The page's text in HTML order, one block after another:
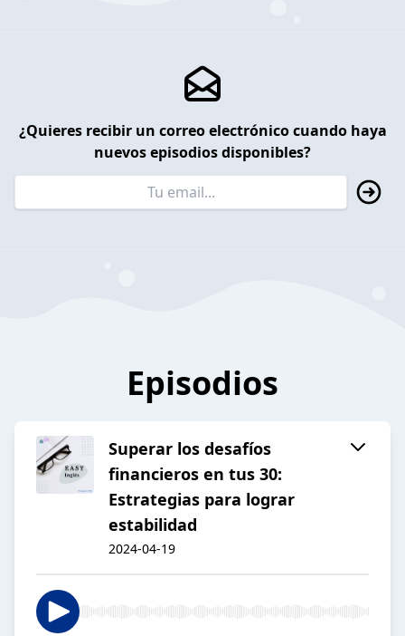
¿Quieres recibir un correo electrónico cuando haya
nuevos episodios disponibles?
Episodios
Superar los desafíos
financieros en tus 30:
Estrategias para lograr
estabilidad
2024-04-19